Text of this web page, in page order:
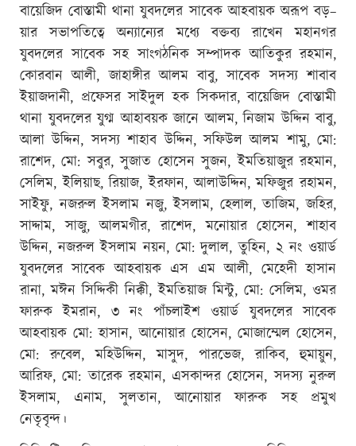
বায়েজিদ বোস্তামী থানা যুবদলের সাবেক আহবায়ক অরূপ বড়–
য়ার সভাপতিত্বে অন্যান্যের মধ্যে বক্তব্য রাখেন মহানগর
যুবদলের সাবেক সহ সাংগঠনিক সম্পাদক আতিকুর রহমান,
কোরবান আলী, জাহাঙ্গীর আলম বাবু, সাবেক সদস্য শাবাব
ইয়াজদানী, প্রফেসর সাইদুল হক সিকদার, বায়েজিদ বোস্তামী
থানা যুবদলের যুগ্ম আহাবয়ক জানে আলম, নিজাম উদ্দিন বাবু,
আলা উদ্দিন, সদস্য শাহাব উদ্দিন, সফিউল আলম শামু, মো:
রাশেদ, মো: সবুর, সুজাত হোসেন সুজন, ইমতিয়াজুর রহমান,
সেলিম, ইলিয়াছ, রিয়াজ, ইরফান, আলাউদ্দিন, মফিজুর রহামন,
সাইফু, নজরুল ইসলাম নজু, ইসলাম, হেলাল, তাজিম, জহির,
সাদ্দাম, সাজু, আলমগীর, রাশেদ, মনোয়ার হোসেন, শাহাব
উদ্দিন, নজরুল ইসলাম নয়ন, মো: দুলাল, তুহিন, ২ নং ওয়ার্ড
যুবদলের সাবেক আহবায়ক এস এম আলী, মেহেদী হাসান
রানা, মঈন সিদ্দিকী নিক্কী, ইমতিয়াজ মিন্টু, মো: সেলিম, ওমর
ফারুক ইমরান, ৩ নং পাঁচলাইশ ওয়ার্ড যুবদলের সাবেক
আহবায়ক মো: হাসান, আনোয়ার হোসেন, মোজাম্মেল হোসেন,
মো: রুবেল, মহিউদ্দিন, মাসুদ, পারভেজ, রাকিব, হুমায়ুন,
আরিফ, মো: তারেক রহমান, এসকান্দর হোসেন, সদস্য নুরুল
ইসলাম, এনাম, সুলতান, আনোয়ার ফারুক সহ প্রমুখ
নেতৃবৃন্দ।